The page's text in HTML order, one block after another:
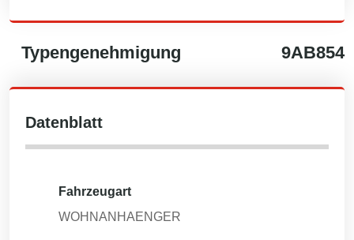
Typengenehmigung 9AB854
Datenblatt
Fahrzeugart
WOHNANHAENGER